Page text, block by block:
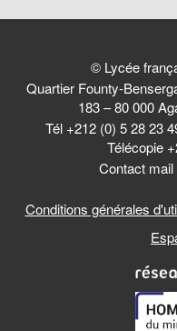
© Lycée
Quartier Founty-
183 – 80 000
Tél +212 (0) 5 28 23
Télécopie
Contact mail
Conditions générales